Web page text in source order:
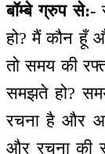
बॉम्बे ग्रुप से:-
हो? मैं कौन हूँ
तो समय की
समझते हो?
रचना है और
और रचना की